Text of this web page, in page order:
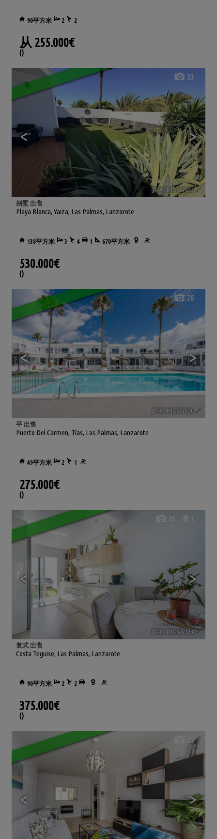
90平方米 2 2
从 255.000€
()
< >
33
参考. IML-627652 🔗
Playa Blanca, Yaiza, Las Palmas, Lanzarote
别墅 出售
138平方米 3 4 1 670平方米
530.000€
()
< >
28
参考. IML-627650 🔗
Puerto Del Carmen, Tías, Las Palmas, Lanzarote
平 出售
49平方米 2 1
275.000€
()
< >
45 1
参考. IML-627513 🔗
Costa Teguise, Las Palmas, Lanzarote
复式 出售
90平方米 2 2
375.000€
()
< >
25